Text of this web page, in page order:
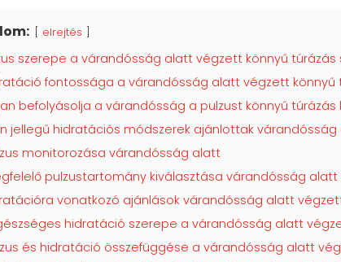
elrejtés
szerepe a várandósság alatt végzett könnyű túrázás
fontossága a várandósság alatt végzett könnyű
befolyásolja a várandósság a pulzust könnyű túrázás
jellegű hidratációs módszerek ajánlottak
monitorozása várandósság alatt
pulzustartomány kiválasztása várandósság
vonatkozó ajánlások várandósság alatt
hidratáció szerepe a várandósság alatt
és hidratáció összefüggése a várandósság alatt